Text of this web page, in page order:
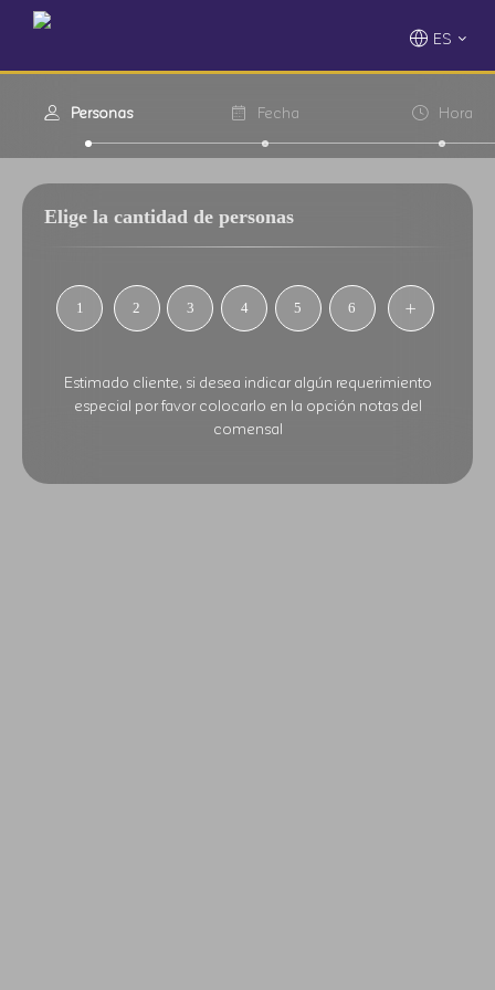
ES
Personas Fecha Hora
Elige la cantidad de personas
1 2 3 4 5 6
Estimado cliente, si desea indicar algún requerimiento
especial por favor colocarlo en la opción notas del
comensal